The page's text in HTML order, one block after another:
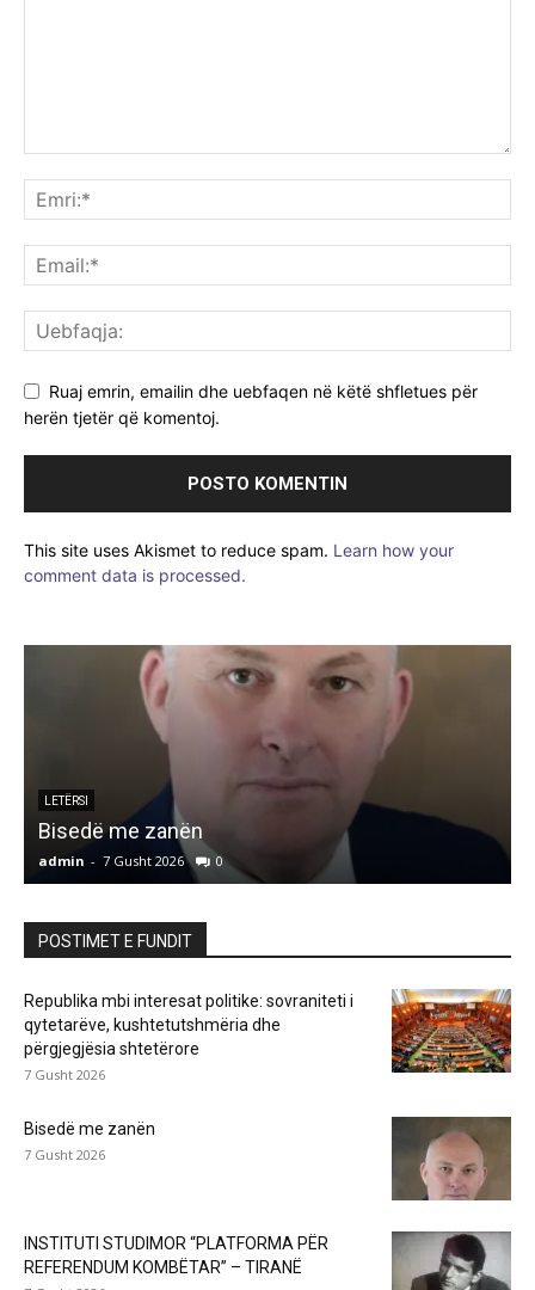
Ruaj emrin, emailin dhe uebfaqen në këtë shfletues për
herën tjetër që komentoj.
This site uses Akismet to reduce spam. Learn how your
comment data is processed.
LETËRSI
Bisedë me zanën
admin - 7 Gusht 2026 0
POSTIMET E FUNDIT
Republika mbi interesat politike: sovraniteti i
qytetarëve, kushtetutshmëria dhe
përgjegjësia shtetërore
7 Gusht 2026
Bisedë me zanën
7 Gusht 2026
INSTITUTI STUDIMOR “PLATFORMA PËR
REFERENDUM KOMBËTAR” – TIRANË